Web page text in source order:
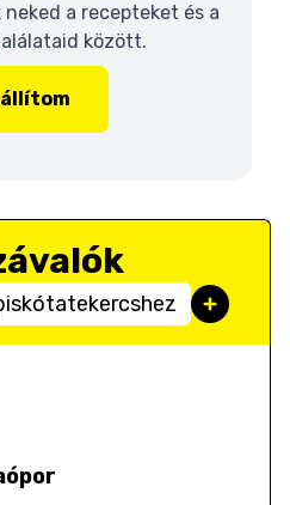
a recepteket és a
között.